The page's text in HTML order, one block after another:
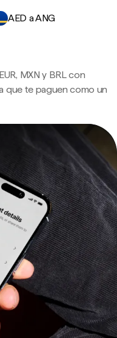
AED a ANG
MXN y BRL con
que te paguen como un